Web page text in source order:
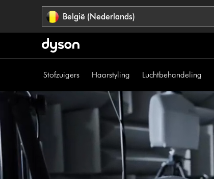
België (Nederlands)
Stofzuigers Haarstyling Luchtbehandeling